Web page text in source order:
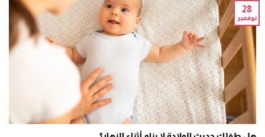
28
نوفمبر